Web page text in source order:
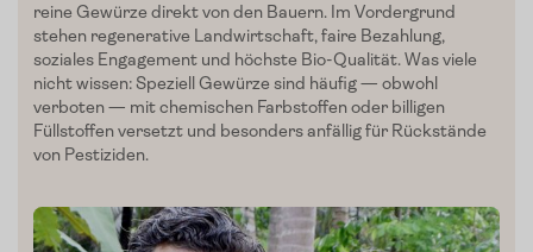
Edelgreissler
Verkostungen
Slow Food
Presse
reine Gewürze direkt von den Bauern. Im Vordergrund
stehen regenerative Landwirtschaft, faire Bezahlung,
soziales Engagement und höchste Bio-Qualität. Was viele
nicht wissen: Speziell Gewürze sind häufig — obwohl
verboten — mit chemischen Farbstoffen oder billigen
Füllstoffen versetzt und besonders anfällig für Rückstände
von Pestiziden.